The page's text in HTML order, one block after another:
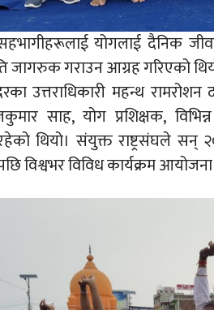
योगलाई दैनिक
जागरुक गराउन आग्रह गरिएको
उत्तराधिकारी महन्थ
साह, योग प्रशिक्षक,
थियो। संयुक्त राष्ट्रसंघले सन्
विश्वभर विविध कार्यक्रम